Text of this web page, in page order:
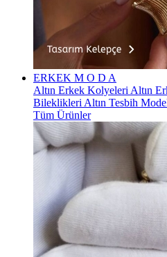
ERKEK M O D A
Altın Erkek Kolyeleri Altın
Bileklikleri Altın Tesbih
Tüm Ürünler